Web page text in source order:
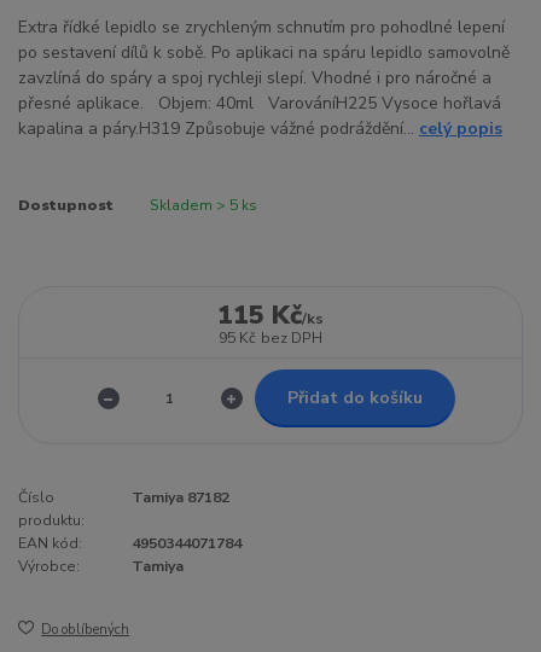
Extra řídké lepidlo se zrychleným schnutím pro pohodlné lepení
po sestavení dílů k sobě. Po aplikaci na spáru lepidlo samovolně
zavzlíná do spáry a spoj rychleji slepí. Vhodné i pro náročné a
přesné aplikace. Objem: 40ml VarováníH225 Vysoce hořlavá
kapalina a páry.H319 Způsobuje vážné podráždění... celý popis
Dostupnost Skladem > 5 ks
115 Kč/ks
95 Kč bez DPH
Přidat do košíku
Číslo
produktu:
Tamiya 87182
EAN kód:
4950344071784
Výrobce:
Tamiya
Do oblíbených